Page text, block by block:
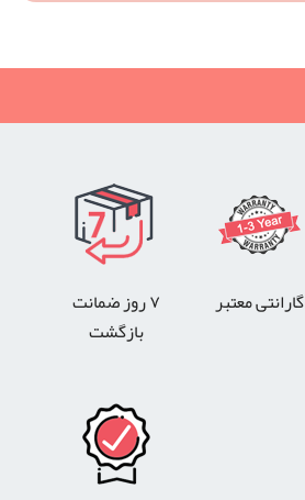
گارانتی معتبر
۷ روز ضمانت
بازگشت